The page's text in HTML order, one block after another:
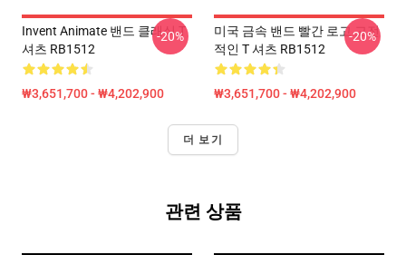
Invent Animate 밴드 클래식 T
셔츠 RB1512
₩3,651,700 - ₩4,202,900
-20%
미국 금속 밴드 빨간 로고 고전
적인 T 셔츠 RB1512
₩3,651,700 - ₩4,202,900
-20%
더 보기
관련 상품